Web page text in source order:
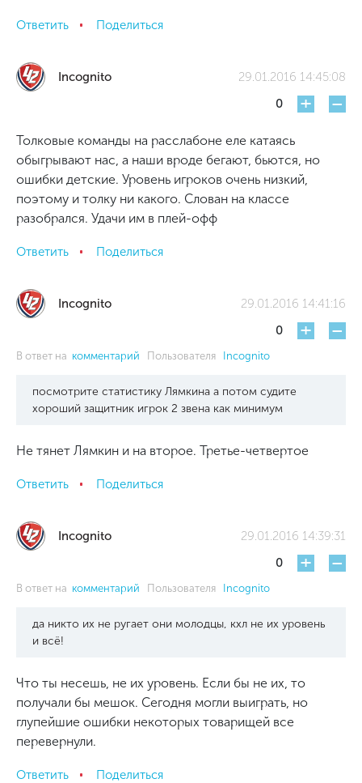
Ответить Поделиться
Incognito
29.01.2016 14:45:08
0
+ -
Толковые команды на расслабоне еле катаясь
обыгрывают нас, а наши вроде бегают, бьются, но
ошибки детские. Уровень игроков очень низкий,
поэтому и толку ни какого. Слован на классе
разобрался. Удачи им в плей-офф
Ответить Поделиться
Incognito
29.01.2016 14:41:16
0
+ -
В ответ на комментарий Пользователя Incognito
посмотрите статистику Лямкина а потом судите
хороший защитник игрок 2 звена как минимум
Не тянет Лямкин и на второе. Третье-четвертое
Ответить Поделиться
Incognito
29.01.2016 14:39:31
0
+ -
В ответ на комментарий Пользователя Incognito
да никто их не ругает они молодцы, кхл не их уровень
и всё!
Что ты несешь, не их уровень. Если бы не их, то
получали бы мешок. Сегодня могли выиграть, но
глупейшие ошибки некоторых товарищей все
перевернули.
Ответить Поделиться